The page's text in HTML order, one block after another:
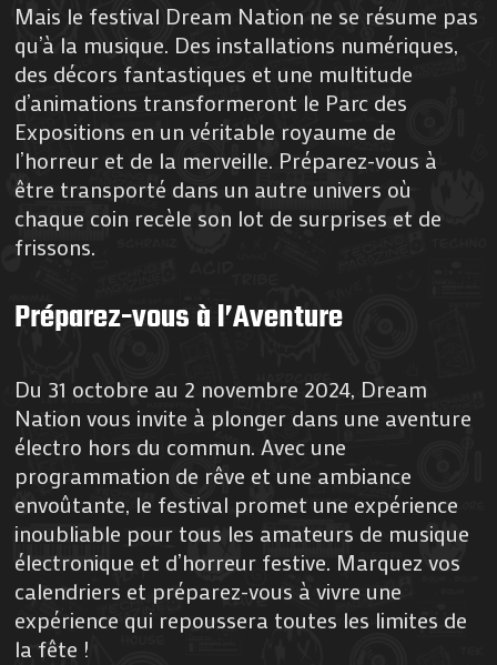
Mais le festival Dream Nation ne se résume pas
qu’à la musique. Des installations numériques,
des décors fantastiques et une multitude
d’animations transformeront le Parc des
Expositions en un véritable royaume de
l’horreur et de la merveille. Préparez-vous à
être transporté dans un autre univers où
chaque coin recèle son lot de surprises et de
frissons.
Préparez-vous à l’Aventure
Du 31 octobre au 2 novembre 2024, Dream
Nation vous invite à plonger dans une aventure
électro hors du commun. Avec une
programmation de rêve et une ambiance
envoûtante, le festival promet une expérience
inoubliable pour tous les amateurs de musique
électronique et d’horreur festive. Marquez vos
calendriers et préparez-vous à vivre une
expérience qui repoussera toutes les limites de
la fête !